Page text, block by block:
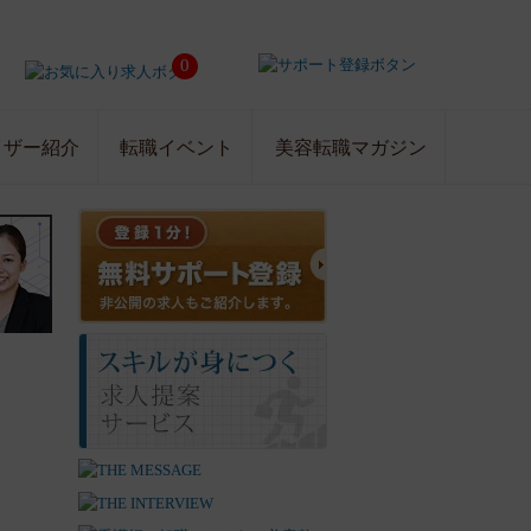
0
ー紹介 転職イベント 美容転職マガジン